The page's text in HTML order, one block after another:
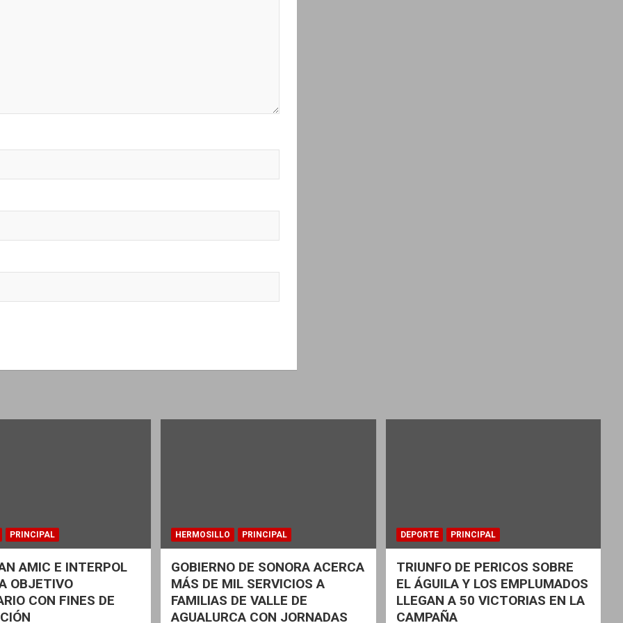
PRINCIPAL
AMIC E INTERPOL
OBJETIVO
CON FINES DE
HERMOSILLO PRINCIPAL
GOBIERNO DE SONORA ACERCA
MÁS DE MIL SERVICIOS A
FAMILIAS DE VALLE DE
AGUALURCA CON JORNADAS
DEPORTE PRINCIPAL
TRIUNFO DE PERICOS SOBRE
EL ÁGUILA Y LOS EMPLUMADOS
LLEGAN A 50 VICTORIAS EN LA
CAMPAÑA